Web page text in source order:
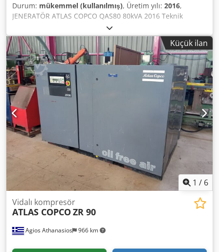
Durum: mükemmel (kullanılmış), Üretim yılı: 2016,
JENERATÖR ATLAS COPCO QAS80 80kVA 2016 Teknik
Bilgiler: Dkedpezcn Dzofx Ag Dor Güç: 80 kVA (64 kW);
Üretim yılı: 2016; Motor: PERKINS Çalışma saati: 2950
Jeneratör tamamen çalışır durumda Net fiyat: 59.500 PLN
Brüt fiyat: 73.185 PLN
Küçük ilan
1 / 6
Agios Athanasios 966 km
Vidalı kompresör
ATLAS COPCOZR 90